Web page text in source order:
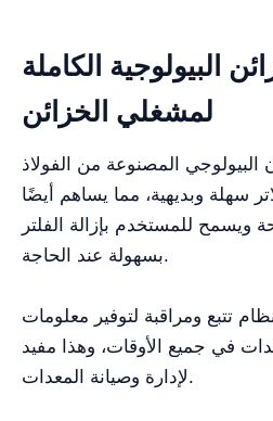
البيولوجية الكاملة
لمشغلي الخزائن
البيولوجي المصنوعة من الفولاذ
سهلة وبديهية، مما يساهم أيضًا
ويسمح للمستخدم بإزالة الفلتر
بسهولة عند الحاجة.
تتبع ومراقبة لتوفير معلومات
في جميع الأوقات، وهذا مفيد
لإدارة وصيانة المعدات.